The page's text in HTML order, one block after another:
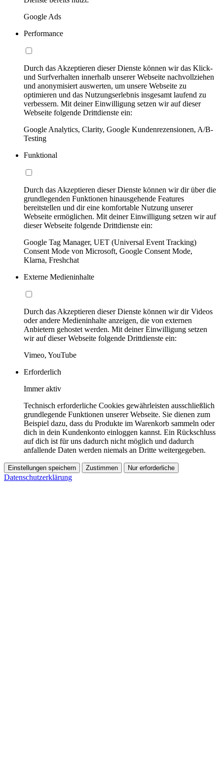
Google Ads
Performance
Durch das Akzeptieren dieser Dienste können wir das Klick-
und Surfverhalten innerhalb unserer Webseite nachvollziehen
und anonymisiert auswerten, um unsere Webseite zu
optimieren und das Nutzungserlebnis insgesamt laufend zu
verbessern. Mit deiner Einwilligung setzen wir auf dieser
Webseite folgende Drittdienste ein:
Google Analytics, Clarity, Google Kundenrezensionen, A/B-
Testing
Funktional
Durch das Akzeptieren dieser Dienste können wir dir über die
grundlegenden Funktionen hinausgehende Features
bereitstellen und dir eine komfortable Nutzung unserer
Webseite ermöglichen. Mit deiner Einwilligung setzen wir auf
dieser Webseite folgende Drittdienste ein:
Google Tag Manager, UET (Universal Event Tracking)
Consent Mode von Microsoft, Google Consent Mode,
Klarna, Freshchat
Externe Medieninhalte
Durch das Akzeptieren dieser Dienste können wir dir Videos
oder andere Medieninhalte anzeigen, die von externen
Anbietern gehostet werden. Mit deiner Einwilligung setzen
wir auf dieser Webseite folgende Drittdienste ein:
Vimeo, YouTube
Erforderlich
Immer aktiv
Technisch erforderliche Cookies gewährleisten ausschließlich
grundlegende Funktionen unserer Webseite. Sie dienen zum
Beispiel dazu, dass du Produkte im Warenkorb sammeln oder
dich in dein Kundenkonto einloggen kannst. Ein Rückschluss
auf dich ist für uns dadurch nicht möglich und dadurch
anfallende Daten werden niemals an Dritte weitergegeben.
Einstellungen speichern Zustimmen Nur erforderliche
Datenschutzerklärung